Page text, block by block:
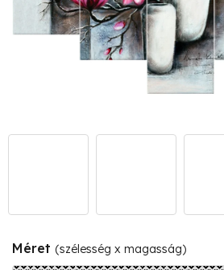
Méret (szélesség x magasság)